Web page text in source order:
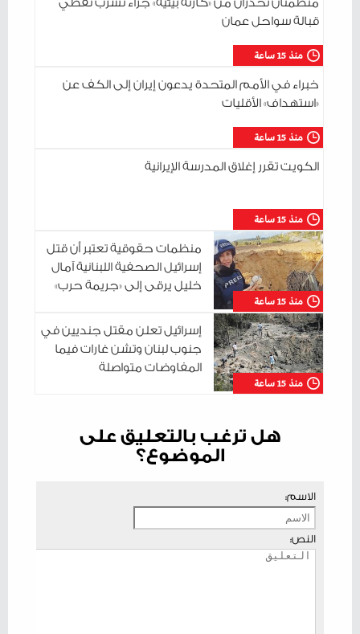
منذ 15 ساعة
منظمتان تحذران من «كارثة بيئية» جراء تسرب نفطي
قبالة سواحل عمان
منذ 15 ساعة
خبراء في الأمم المتحدة يدعون إيران إلى الكف عن
«استهداف» الأقليات
منذ 15 ساعة
الكويت تقرر إغلاق المدرسة الإيرانية
منذ 15 ساعة
منظمات حقوقية تعتبر أن قتل
إسرائيل الصحفية اللبنانية آمال
خليل يرقى إلى «جريمة حرب»
منذ 15 ساعة
إسرائيل تعلن مقتل جنديين في
جنوب لبنان وتشن غارات فيما
المفاوضات متواصلة
هل ترغب بالتعليق على
الموضوع؟
الاسم:
النص: